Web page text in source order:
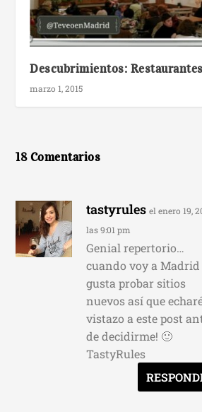
Descubrimientos:
marzo 1, 2015
18 Comentarios
tastyrules el enero 19,
las 9:01 pm
Genial repertorio…
cuando voy a Madrid
gusta probar sitios
nuevos así que
vistazo a este post
de decidirme! 🙂
TastyRules